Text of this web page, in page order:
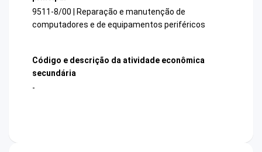
9511-8/00 | Reparação e manutenção de
computadores e de equipamentos periféricos
Código e descrição da atividade econômica
secundária
-